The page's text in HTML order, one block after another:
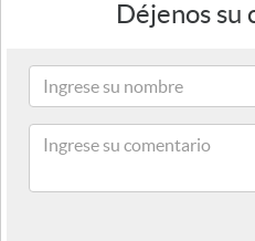
Déjenos su